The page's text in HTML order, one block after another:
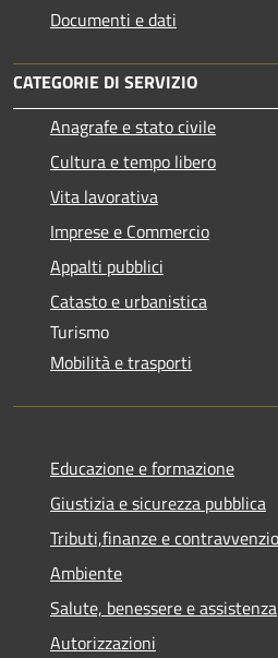
Documenti e dati
CATEGORIE DI SERVIZIO
Anagrafe e stato civile
Cultura e tempo libero
Vita lavorativa
Imprese e Commercio
Appalti pubblici
Catasto e urbanistica
Turismo
Mobilità e trasporti
Educazione e formazione
Giustizia e sicurezza pubblica
Tributi,finanze e
Ambiente
Salute, benessere e assistenza
Autorizzazioni